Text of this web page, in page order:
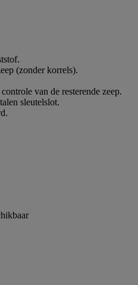
(zonder korrels).
van de resterende zeep.
sleutelslot.